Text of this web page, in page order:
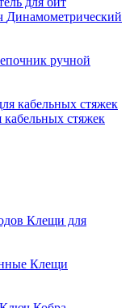
Динамометрический
ручной
стяжек
Клещи для
Клещи